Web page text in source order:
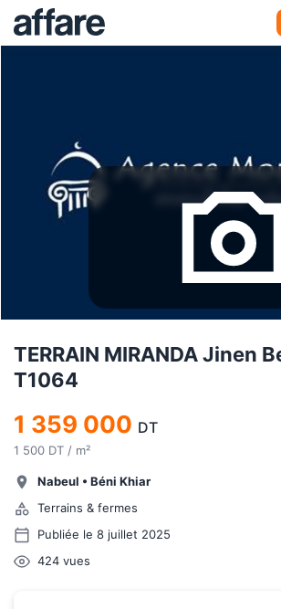
TERRAIN MIRANDA Jinen
T1064
1 359 000 DT
1 500 DT / m²
Nabeul • Béni Khiar
Terrains & fermes
Publiée le 8 juillet 2025
424 vues